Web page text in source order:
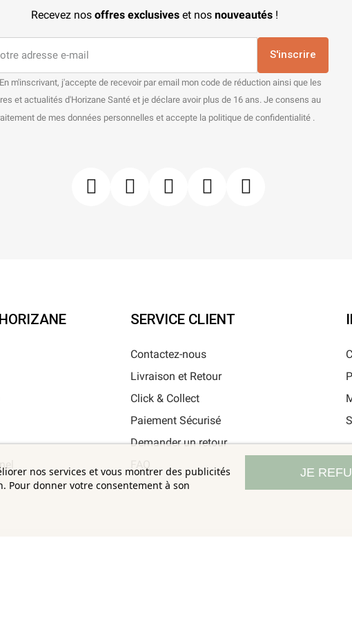
Recevez nos offres exclusives et nos nouveautés !
S'inscrire
En m'inscrivant, j'accepte de recevoir par email mon code de réduction ainsi que les
et actualités d'Horizane Santé et je déclare avoir plus de 16 ans. Je consens au
de mes données personnelles et accepte la politique de confidentialité .
nos services et vous montrer des publicités
Pour donner votre consentement à son
JE
SERVICE CLIENT
Contactez-nous
Livraison et Retour
Click & Collect
Paiement Sécurisé
Demander un retour